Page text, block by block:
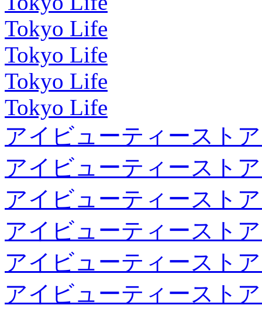
Tokyo Life
Tokyo Life
Tokyo Life
Tokyo Life
アイビューティースト
アイビューティースト
アイビューティースト
アイビューティースト
アイビューティースト
アイビューティースト